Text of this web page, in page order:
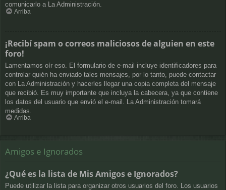
comunicarlo a La Administración.
Arriba
¡Recibí spam o correos maliciosos de alguien en este
foro!
Lamentamos oír eso. El formulario de e-mail incluye identificadores para
controlar quién ha enviado tales mensajes, por lo tanto, puede contactar
con La Administración y hacerles llegar una copia completa del mensaje
que recibió. Es muy importante que incluya la cabecera, ya que contiene
los datos del usuario que envió el e-mail. La Administración tomará
medidas.
Arriba
Amigos e Ignorados
¿Qué es la lista de Mis Amigos e Ignorados?
Puede utilizar la lista para organizar otros usuarios del foro. Los usuarios